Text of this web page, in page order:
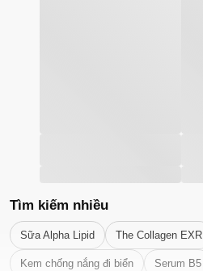
Tìm kiếm nhiều
Sữa Alpha Lipid The Collagen EXR
Kem chống nắng đi biển Serum B5